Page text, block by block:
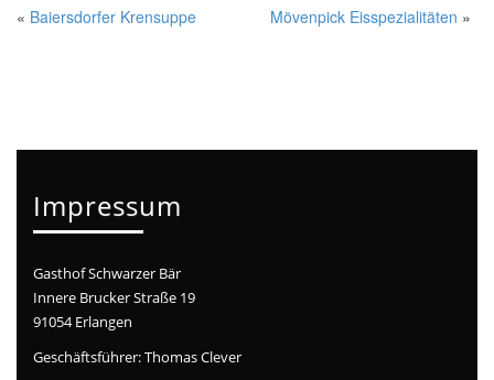
« Baiersdorfer Krensuppe Mövenpick Eisspezialitäten »
Impressum
Gasthof Schwarzer Bär
Innere Brucker Straße 19
91054 Erlangen
Geschäftsführer: Thomas Clever